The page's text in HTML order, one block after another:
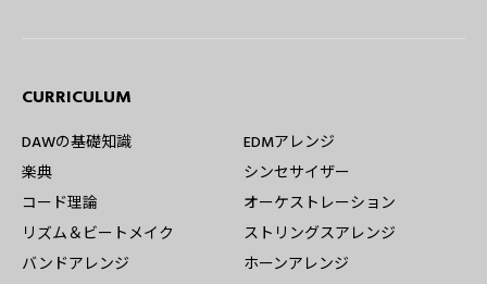
CURRICULUM
DAWの基礎知識
楽典
コード理論
リズム＆ビートメイク
バンドアレンジ
EDMアレンジ
シンセサイザー
オーケストレーション
ストリングスアレンジ
ホーンアレンジ